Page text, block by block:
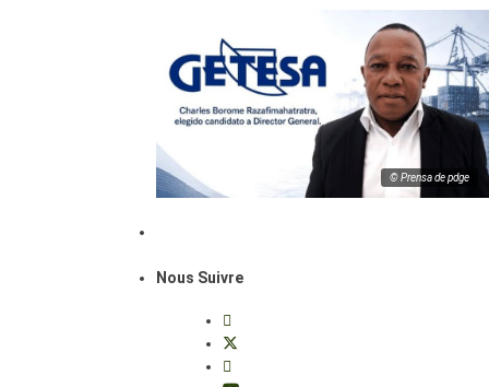
© Prensa de pdge
Nous Suivre